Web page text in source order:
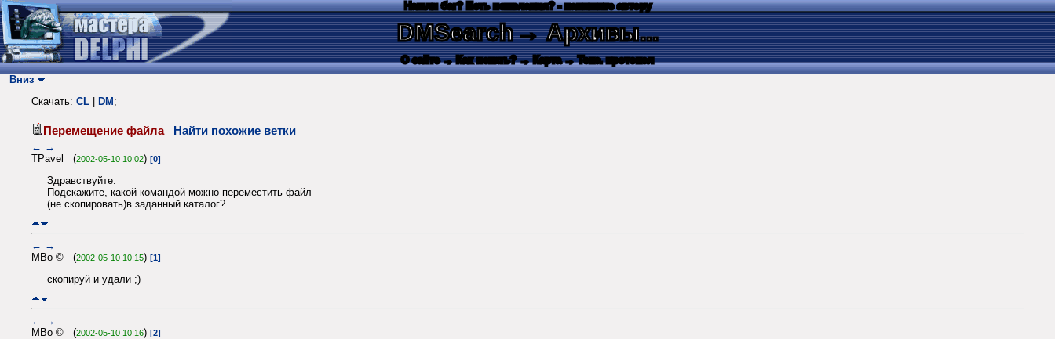
Нашли баг? Есть пожелания? - напишите автору
DMSearch→ Архивы...
О сайте → Как искать? → Карта → Текс. протокол
Вниз
Скачать: CL DM ;
Перемещение файла Найти похожие ветки
← →
TPavel (2002-05-10 10:02) [0]
Здравствуйте.
Подскажите, какой командой можно переместить файл
(не скопировать)в заданный каталог?
← →
MBo © (2002-05-10 10:15) [1]
скопируй и удали ;)
← →
MBo © (2002-05-10 10:16) [2]